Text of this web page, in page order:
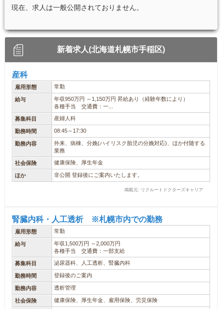
現在、求人は一般公開されておりません。
新着求人(北海道札幌市手稲区)
産科
雇用形態 常勤
給与
年収950万円 ～1,150万円 昇給あり（経験年数により）
各種手当 交通費：一...
募集科目 産婦人科
勤務時間 08:45～17:30
勤務内容
外来、病棟、分娩(ハイリスク胎児の分娩対応)、ほか付随する
業務
社会保険 健康保険、厚生年金
ほか 非公開 登録後にご案内いたします。
掲載元: リクルートドクターズキャリア
腎臓内科・人工透析 ※札幌市内での勤務
雇用形態 常勤
給与
年収1,500万円 ～2,000万円
各種手当 交通費：一部支給
募集科目 泌尿器科、人工透析、腎臓内科
勤務時間 登録後のご案内
勤務内容 透析管理
社会保険 健康保険、厚生年金、雇用保険、労災保険